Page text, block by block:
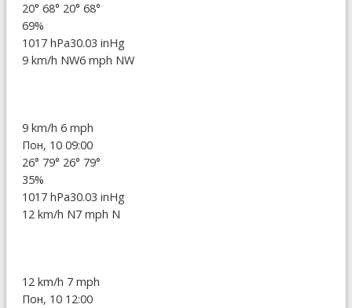
20° 68° 20° 68°
69%
1017 hPa30.03 inHg
9 km/h NW6 mph NW
9 km/h 6 mph
Пон, 10 09:00
26° 79° 26° 79°
35%
1017 hPa30.03 inHg
12 km/h N7 mph N
12 km/h 7 mph
Пон, 10 12:00